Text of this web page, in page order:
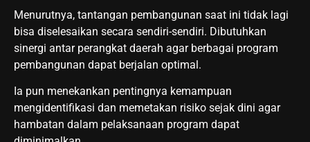
Menurutnya, tantangan pembangunan saat ini tidak lagi
bisa diselesaikan secara sendiri-sendiri. Dibutuhkan
sinergi antar perangkat daerah agar berbagai program
pembangunan dapat berjalan optimal.
Ia pun menekankan pentingnya kemampuan
mengidentifikasi dan memetakan risiko sejak dini agar
hambatan dalam pelaksanaan program dapat